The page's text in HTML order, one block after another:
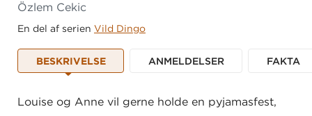
Özlem Cekic
En del af serien Vild Dingo
BESKRIVELSE ANMELDELSER FAKTA
Louise og Anne vil gerne holde en pyjamasfest,